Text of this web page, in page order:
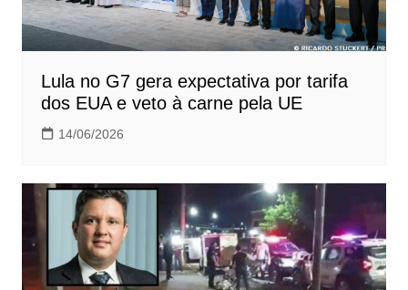
Lula no G7 gera expectativa por tarifa
dos EUA e veto à carne pela UE
14/06/2026